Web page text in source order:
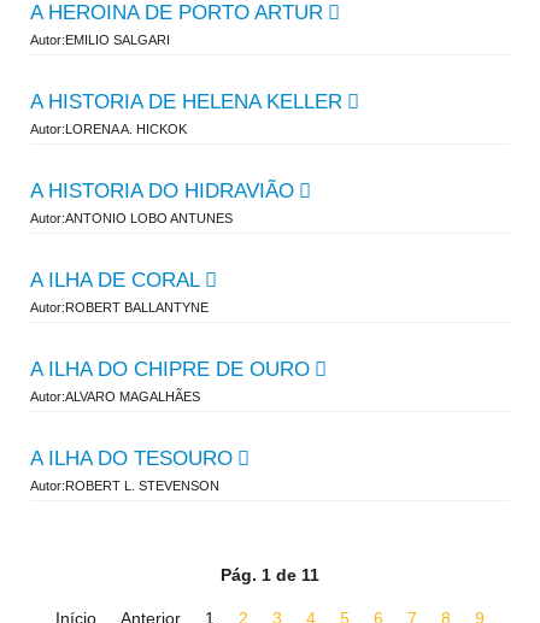
A HEROINA DE PORTO ARTUR
Autor:EMILIO SALGARI
A HISTORIA DE HELENA KELLER
Autor:LORENA A. HICKOK
A HISTORIA DO HIDRAVIÃO
Autor:ANTONIO LOBO ANTUNES
A ILHA DE CORAL
Autor:ROBERT BALLANTYNE
A ILHA DO CHIPRE DE OURO
Autor:ALVARO MAGALHÃES
A ILHA DO TESOURO
Autor:ROBERT L. STEVENSON
Pág. 1 de 11
Início Anterior 1 2 3 4 5 6 7 8 9